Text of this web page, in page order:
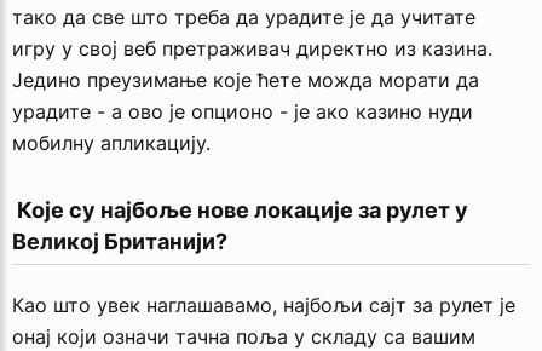
тако да све што треба да урадите је да учитате
игру у свој веб претраживач директно из казина.
Једино преузимање које ћете можда морати да
урадите - а ово је опционо - је ако казино нуди
мобилну апликацију.
Великој Британији?
Као што увек наглашавамо, најбољи сајт за рулет је
онај који означи тачна поља у складу са вашим